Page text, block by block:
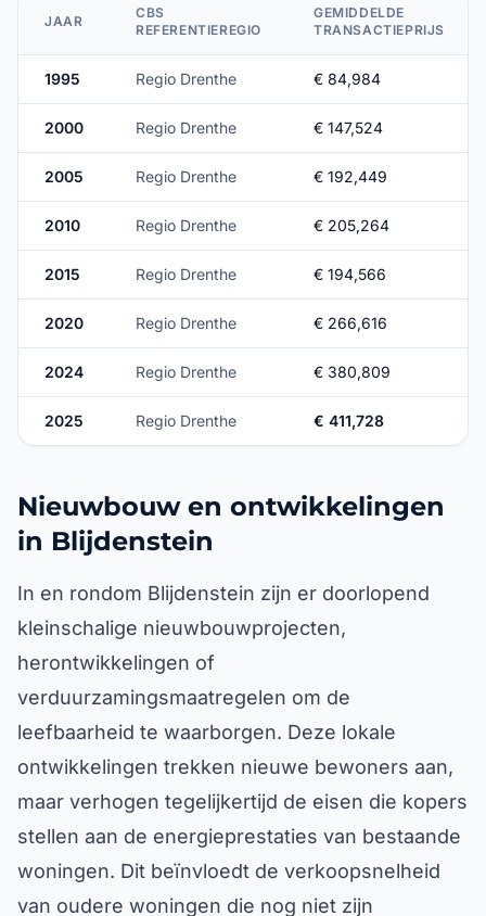
JAAR
CBS
REFERENTIEREGIO
GEMIDDELDE
TRANSACTIEPRIJS
1995 Regio Drenthe € 84,984
2000 Regio Drenthe € 147,524
2005 Regio Drenthe € 192,449
2010 Regio Drenthe € 205,264
2015 Regio Drenthe € 194,566
2020 Regio Drenthe € 266,616
2024 Regio Drenthe € 380,809
2025 Regio Drenthe € 411,728
Nieuwbouw en ontwikkelingen
in Blijdenstein
In en rondom Blijdenstein zijn er doorlopend
kleinschalige nieuwbouwprojecten,
herontwikkelingen of
verduurzamingsmaatregelen om de
leefbaarheid te waarborgen. Deze lokale
ontwikkelingen trekken nieuwe bewoners aan,
maar verhogen tegelijkertijd de eisen die kopers
stellen aan de energieprestaties van bestaande
woningen. Dit beïnvloedt de verkoopsnelheid
van oudere woningen die nog niet zijn